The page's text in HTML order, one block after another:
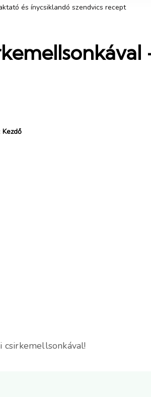
és ínycsiklandó szendvics recept
Kezdő
csirkemellsonkával!